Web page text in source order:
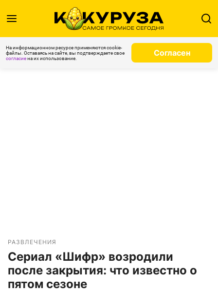
На информационном ресурсе применяются cookie-
файлы. Оставаясь на сайте, вы подтверждаете свое
согласиена их использование.
Согласен
РАЗВЛЕЧЕНИЯ
Сериал «Шифр» возродили
после закрытия: что известно о
пятом сезоне